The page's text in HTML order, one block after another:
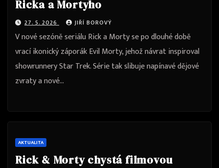
Ricka a Mortyho
27. 5. 2026 JIŘÍ BOROVÝ
V nové sezóně seriálu Rick a Morty se po dlouhé době
vrací ikonický záporák Evil Morty, jehož návrat inspiroval
showrunnery Star Trek. Série tak slibuje napínavé dějové
zvraty a nové…
AKTUALITA
Rick & Morty chystá filmovou